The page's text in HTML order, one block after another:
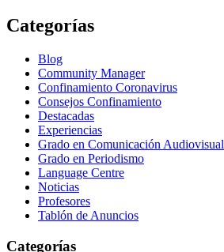
Categorías
Blog
Community Manager
Confinamiento Coronavirus
Consejos Confinamiento
Destacadas
Experiencias
Grado en Comunicación Audiovisual
Grado en Periodismo
Language Centre
Noticias
Profesores
Tablón de Anuncios
Categorías